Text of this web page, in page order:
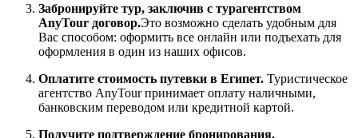
Забронируйте тур, заключив с турагентством
AnyTour договор.Это возможно сделать удобным для
Вас способом: оформить все онлайн или подъехать для
оформления в один из наших офисов.
Оплатите стоимость путевки в Египет. Туристическое
агентство AnyTour принимает оплату наличными,
банковским переводом или кредитной картой.
Получите подтверждение бронирования.